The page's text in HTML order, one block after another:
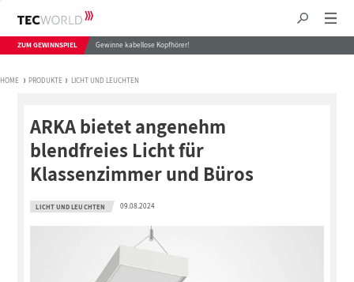
ZUM GEWINNSPIEL Gewinne kabellose Kopfhörer!
HOME PRODUKTE LICHT UND LEUCHTEN
ARKA bietet angenehm
blendfreies Licht für
Klassenzimmer und Büros
LICHT UND LEUCHTEN 09.08.2024